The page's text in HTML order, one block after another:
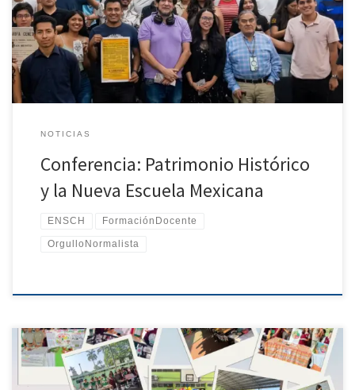
Histórico de Tapachula, Chiapas. Durante esta actividad se
abordaron temas fundamentales relacionados con la preservación
del patrimonio histórico, así como su vinculación con los principios
de la Nueva Escuela Mexicana, destacando la importancia de la
memoria […]
NOTICIAS
Conferencia: Patrimonio Histórico
y la Nueva Escuela Mexicana
ENSCH FormaciónDocente
OrgulloNormalista
Como parte de sus jornadas de práctica educativa, estudiantes de
cuarto semestre de la Escuela Normal Superior de Chiapas
participaron en actividades pedagógicas en la Escuela Secundaria